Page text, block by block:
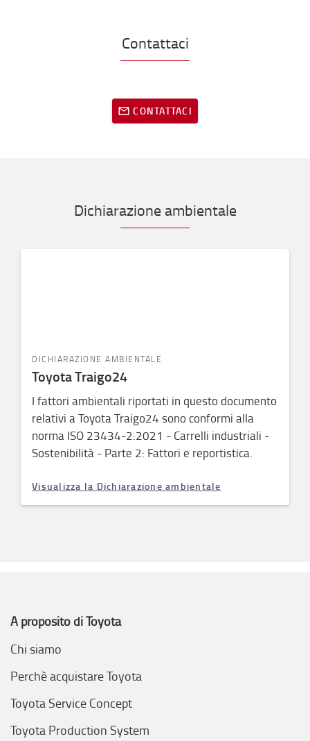
Contattaci
CONTATTACI
Dichiarazione ambientale
DICHIARAZIONE AMBIENTALE
Toyota Traigo24
I fattori ambientali riportati in questo documento
relativi a Toyota Traigo24 sono conformi alla
norma ISO 23434-2:2021 - Carrelli industriali -
Sostenibilità - Parte 2: Fattori e reportistica.
Visualizza la Dichiarazione ambientale
A proposito di Toyota
Chi siamo
Perchè acquistare Toyota
Toyota Service Concept
Toyota Production System